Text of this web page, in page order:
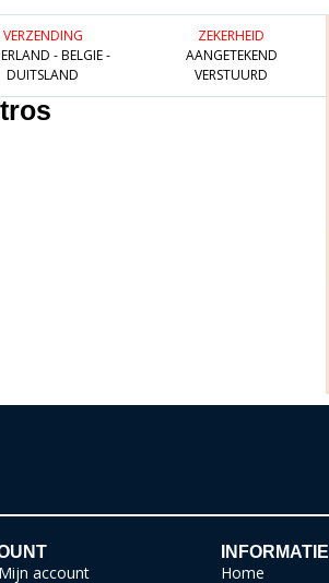
VERZENDING
- BELGIE -
DUITSLAND
ZEKERHEID
AANGETEKEND
VERSTUURD
Mijn account
INFORMATIE
Home